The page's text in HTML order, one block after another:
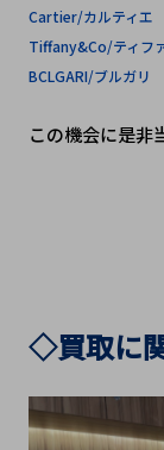
Cartier/カルティエ
Tiffany&Co/ティフ
BCLGARI/ブルガリ
この機会に是非
◇買取に